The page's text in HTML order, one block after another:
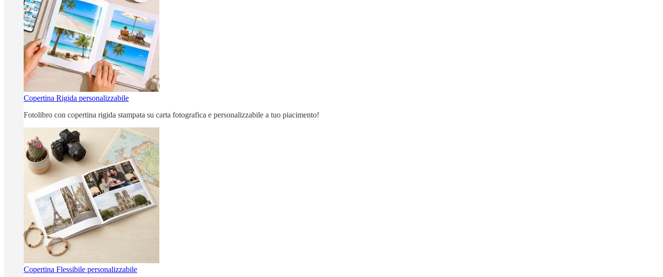
Copertina Rigida personalizzabile
Fotolibro con copertina rigida stampata su carta fotografica e personalizzabile a tuo piacimento!
Copertina Flessibile personalizzabile